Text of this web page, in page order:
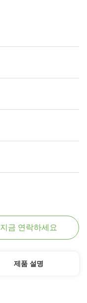
지금 연락하세요
제품 설명